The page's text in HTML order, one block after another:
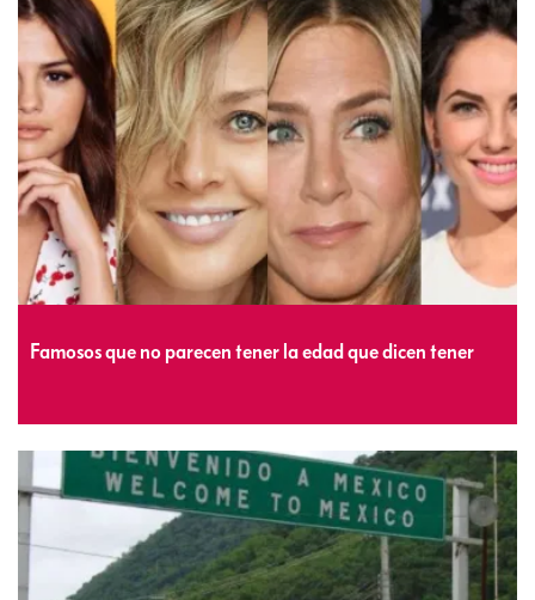
Famosos que no parecen tener la edad que dicen tener